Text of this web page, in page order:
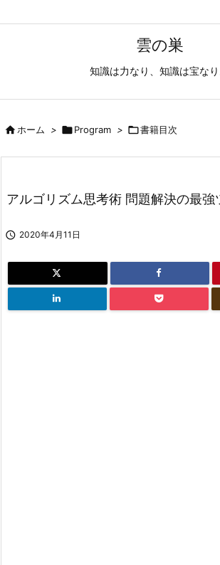
雲の巣
知識は力なり、知識は宝なり
ホーム > Program > 書籍目次
アルゴリズム思考術 問題解決の最強
 2020年4月11日